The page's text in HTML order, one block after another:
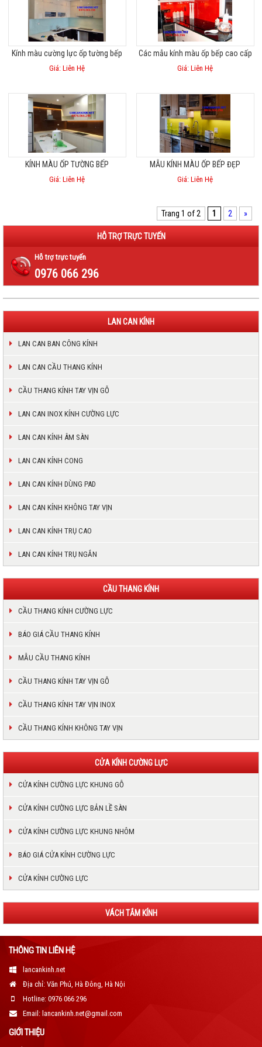
Kính màu cường lực ốp tường bếp
Giá: Liên Hệ
Các mẫu kính màu ốp bếp cao cấp
Giá: Liên Hệ
KÍNH MÀU ỐP TƯỜNG BẾP
Giá: Liên Hệ
MẪU KÍNH MÀU ỐP BẾP ĐẸP
Giá: Liên Hệ
Trang 1 of 2 1 2 »
HỖ TRỢ TRỰC TUYẾN
Hỗ trợ trực tuyến
0976 066 296
LAN CAN KÍNH
LAN CAN BAN CÔNG KÍNH
LAN CAN CẦU THANG KÍNH
CẦU THANG KÍNH TAY VỊN GỖ
LAN CAN INOX KÍNH CƯỜNG LỰC
LAN CAN KÍNH ÂM SÀN
LAN CAN KÍNH CONG
LAN CAN KÍNH DÙNG PAD
LAN CAN KÍNH KHÔNG TAY VỊN
LAN CAN KÍNH TRỤ CAO
LAN CAN KÍNH TRỤ NGẮN
CẦU THANG KÍNH
CẦU THANG KÍNH CƯỜNG LỰC
BÁO GIÁ CẦU THANG KÍNH
MẪU CẦU THANG KÍNH
CẦU THANG KÍNH TAY VỊN GỖ
CẦU THANG KÍNH TAY VỊN INOX
CẦU THANG KÍNH KHÔNG TAY VỊN
CỬA KÍNH CƯỜNG LỰC
CỬA KÍNH CƯỜNG LỰC KHUNG GỖ
CỬA KÍNH CƯỜNG LỰC BẢN LỀ SÀN
CỬA KÍNH CƯỜNG LỰC KHUNG NHÔM
BÁO GIÁ CỬA KÍNH CƯỜNG LỰC
CỬA KÍNH CƯỜNG LỰC
VÁCH TẮM KÍNH
THÔNG TIN LIÊN HỆ
lancankinh.net
Địa chỉ: Văn Phú, Hà Đông, Hà Nội
Hotline: 0976 066 296
Email: lancankinh.net@gmail.com
GIỚI THIỆU